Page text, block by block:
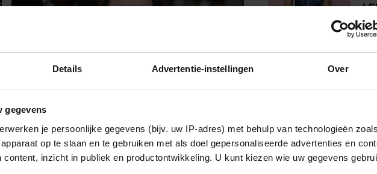
Details Advertentie-instellingen Over
gegevens
je persoonlijke gegevens (bijv. uw IP-adres) met behulp van technologieën zoals
op te slaan en te gebruiken met als doel gepersonaliseerde advertenties en
content, inzicht in publiek en productontwikkeling. U kunt kiezen wie uw gegevens
07/08/2026
XANDRA BROOD BLIKT TERUG OP
EERSTE LIEFDESNEST MET HERMAN